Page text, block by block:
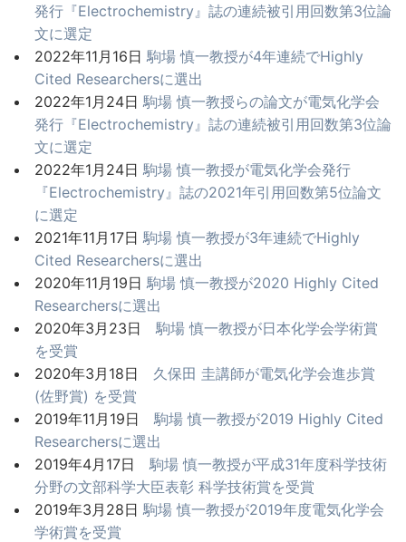
発行『Electrochemistry』誌の連続被引用回数第3位論
文に選定
2022年11月16日 駒場 慎一教授が4年連続でHighly
Cited Researchersに選出
2022年1月24日 駒場 慎一教授らの論文が電気化学会
発行『Electrochemistry』誌の連続被引用回数第3位論
文に選定
2022年1月24日 駒場 慎一教授が電気化学会発行
『Electrochemistry』誌の2021年引用回数第5位論文
に選定
2021年11月17日 駒場 慎一教授が3年連続でHighly
Cited Researchersに選出
2020年11月19日 駒場 慎一教授が2020 Highly Cited
Researchersに選出
2020年3月23日 駒場 慎一教授が日本化学会学術賞
を受賞
2020年3月18日 久保田 圭講師が電気化学会進歩賞
(佐野賞) を受賞
2019年11月19日 駒場 慎一教授が2019 Highly Cited
Researchersに選出
2019年4月17日 駒場 慎一教授が平成31年度科学技術
分野の文部科学大臣表彰 科学技術賞を受賞
2019年3月28日 駒場 慎一教授が2019年度電気化学会
学術賞を受賞